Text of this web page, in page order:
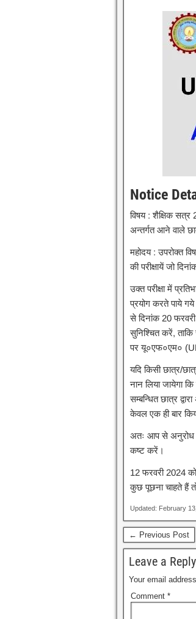
Notice
विषय : शैक्षिक
अन्तर्गत आने वाले
महोदय : उपरोक्त
की परीक्षायें जो
उक्त परीक्षा में
प्रयोग करते पाये
से दिनांक 20
सुनिश्चित करें, ताकि
पर यू०एफ०एम०
यदि किसी छात्र/
नान लिया जायेगा
सम्बन्धित छात्र
केवल एक ही बार
अतः आप से अनुरोध है
कष्ट करें।
12 फरवरी 2024
कुछ पूछना चाहते हैं
Updated: February
← Previous Post
Leave a Reply
Your email
Comment *